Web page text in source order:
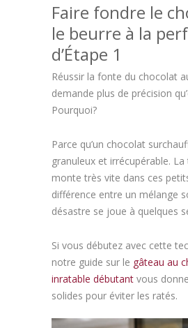
Faire fondre le
le beurre à la
d’Étape 1
Réussir la fonte du chocolat
demande plus de précision
Pourquoi?
Parce qu’un chocolat
granuleux et irrécupérable.
monte très vite dans ces
différence entre un mélange
désastre se joue à quelques
Si vous débutez avec cette
notre guide sur le gâteau au
inratable débutant vous
solides pour éviter les ratés.